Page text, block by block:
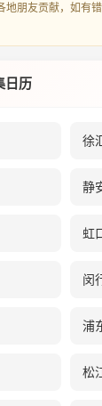
地朋友贡献，如有
日历
徐
静
虹
闵
浦
松